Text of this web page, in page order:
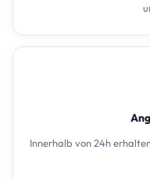
Innerhalb von 24h